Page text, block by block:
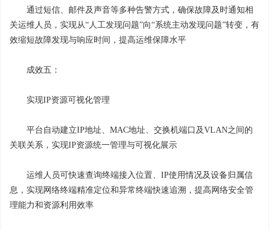
通过短信、邮件及声音等多种告警方式，确保故障及时通知相
关运维人员，实现从“人工发现问题”向“系统主动发现问题”转变，有
效缩短故障发现与响应时间，提高运维保障水平
成效五：
实现IP资源可视化管理
平台自动建立IP地址、MAC地址、交换机端口及VLAN之间的
关联关系，实现IP资源统一管理与可视化展示
运维人员可快速查询终端接入位置、IP使用情况及设备归属信
息，实现网络终端精准定位和异常终端快速追溯，提高网络安全管
理能力和资源利用效率